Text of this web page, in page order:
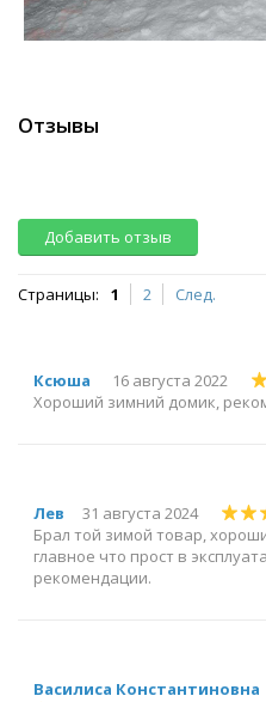
Отзывы
Добавить отзыв
Страницы: 1 2 След.
Ксюша
16 августа 2022
Хороший зимний домик,
Лев
31 августа 2024
Брал той зимой товар,
главное что прост в
рекомендации.
Василиса Константиновна